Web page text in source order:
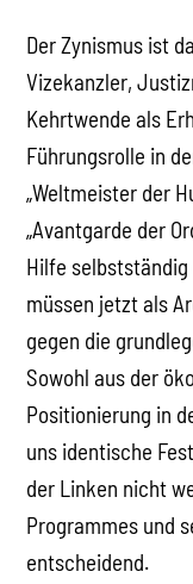
Der Zynismus ist
Vizekanzler,
Kehrtwende als
Führungsrolle in
„Weltmeister der
„Avantgarde der
Hilfe
müssen jetzt als
gegen die
Sowohl aus der
Positionierung in
uns identische
der Linken nicht
Programmes und
entscheidend.